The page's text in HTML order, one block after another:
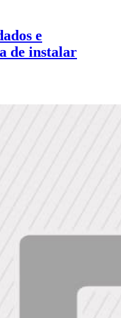
e
de instalar